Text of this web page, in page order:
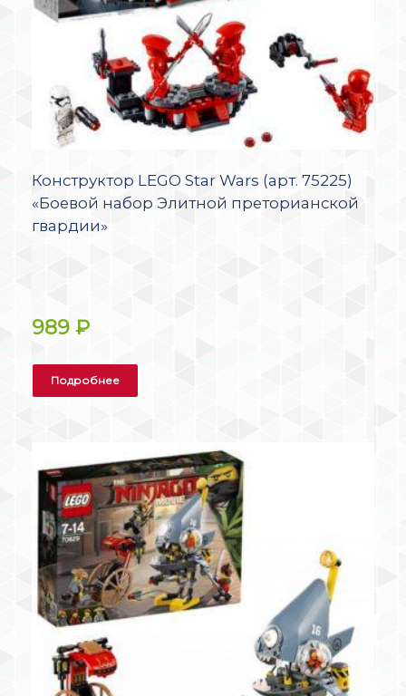
Конструктор LEGO Star Wars (арт. 75225)
«Боевой набор Элитной преторианской
гвардии»
989 ₽
Подробнее